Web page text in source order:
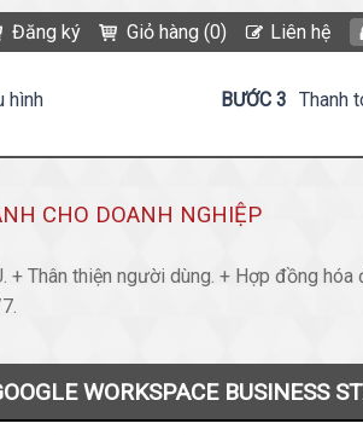
Đăng ký Giỏ hàng (0) Liên hệ
hình BƯỚC 3 Thanh
CHO DOANH NGHIỆP
+ Thân thiện người dùng. + Hợp đồng
WORKSPACE BUSINESS